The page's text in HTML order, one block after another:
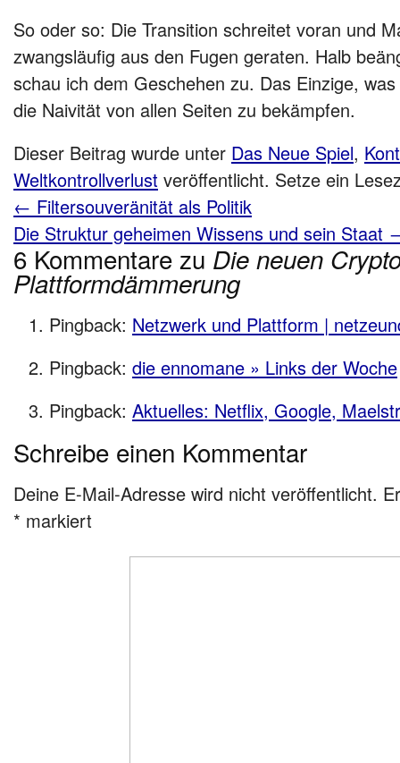
So oder so: Die Transition schreitet voran und
zwangsläufig aus den Fugen geraten. Halb
schau ich dem Geschehen zu. Das Einzige,
die Naivität von allen Seiten zu bekämpfen.
Dieser Beitrag wurde unter Das Neue Spiel,
Weltkontrollverlust veröffentlicht. Setze ein
← Filtersouveränität als Politik
Die Struktur geheimen Wissens und sein Staat
6 Kommentare zu Die neuen
Plattformdämmerung
Pingback: Netzwerk und Plattform |
Pingback: die ennomane » Links der Woche
Pingback: Aktuelles: Netflix, Google,
Schreibe einen Kommentar
Deine E-Mail-Adresse wird nicht veröffentlicht.
* markiert